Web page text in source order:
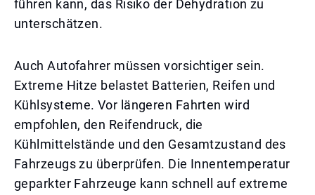
führen kann, das Risiko der Dehydration zu
unterschätzen.
Auch Autofahrer müssen vorsichtiger sein.
Extreme Hitze belastet Batterien, Reifen und
Kühlsysteme. Vor längeren Fahrten wird
empfohlen, den Reifendruck, die
Kühlmittelstände und den Gesamtzustand des
Fahrzeugs zu überprüfen. Die Innentemperatur
geparkter Fahrzeuge kann schnell auf extreme